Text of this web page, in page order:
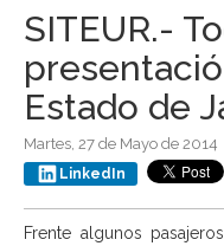
SITEUR.-
Estado de
Martes, 27 de Mayo de 2014
LinkedIn
Frente algunos